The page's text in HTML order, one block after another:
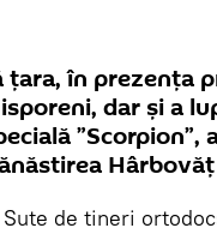
în prezența
dar și a
Hârbovăț
Sute de tineri